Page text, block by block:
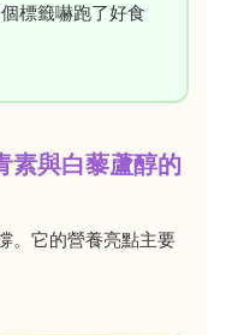
標籤嚇跑了好食
素與白藜蘆醇的
。它的營養亮點主要